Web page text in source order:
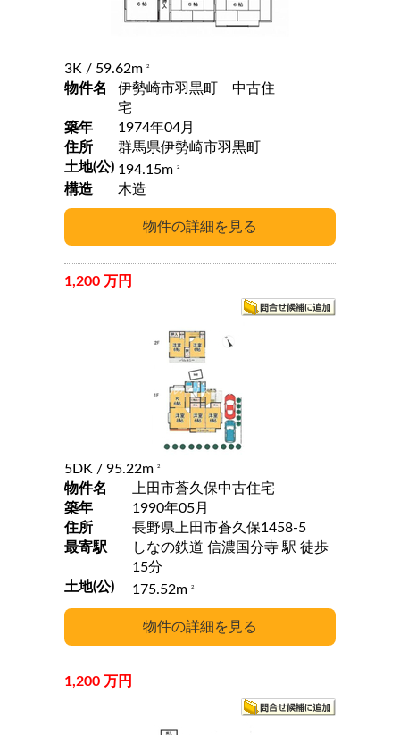
3K / 59.62m 2
物件名
伊勢崎市羽黒町 中古住
宅
築年
1974年04月
住所
群馬県伊勢崎市羽黒町
土地(公) 194.15m 2
構造 木造
1,200 万円
5DK / 95.22m 2
物件名
上田市蒼久保中古住宅
築年
1990年05月
住所
長野県上田市蒼久保1458-5
最寄駅
しなの鉄道 信濃国分寺 駅 徒歩
15分
土地(公)
175.52m 2
1,200 万円